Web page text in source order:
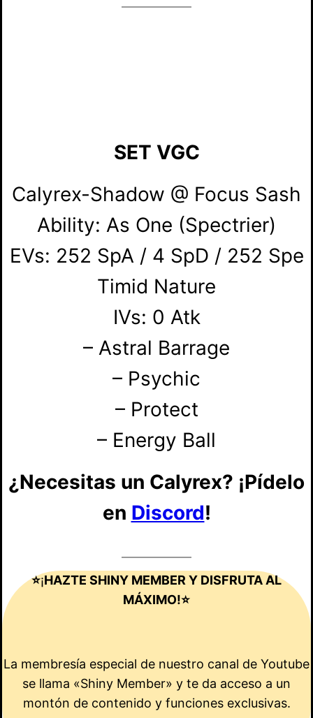
SET VGC
Calyrex-Shadow @ Focus Sash
Ability: As One (Spectrier)
EVs: 252 SpA / 4 SpD / 252 Spe
Timid Nature
IVs: 0 Atk
– Astral Barrage
– Psychic
– Protect
– Energy Ball
¿Necesitas un Calyrex? ¡Pídelo
en Discord!
⭐¡HAZTE SHINY MEMBER Y DISFRUTA AL
MÁXIMO!⭐
La membresía especial de nuestro canal de Youtube
se llama «Shiny Member» y te da acceso a un
montón de contenido y funciones exclusivas.